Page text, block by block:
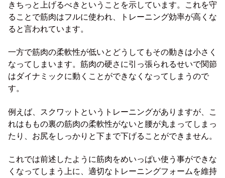
きちっと上げるべきということを示しています。これを守
ることで筋肉はフルに使われ、トレーニング効率が高くな
ると言われています。
一方で筋肉の柔軟性が低いとどうしてもその動きは小さく
なってしまいます。筋肉の硬さに引っ張られるせいで関節
はダイナミックに動くことができなくなってしまうので
す。
例えば、スクワットというトレーニングがありますが、こ
れはももの裏の筋肉の柔軟性がないと腰が丸まってしまっ
たり、お尻をしっかりと下まで下げることができません。
これでは前述したように筋肉をめいっぱい使う事ができな
くなってしまう上に、適切なトレーニングフォームを維持